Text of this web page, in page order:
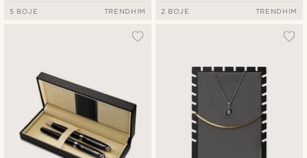
5 BOJE TRENDHIM 2 BOJE TRENDHIM